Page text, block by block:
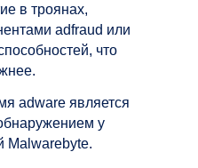
в троянах,
аdfraud или
что